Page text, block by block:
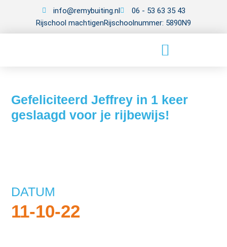
info@remybuiting.nl
06 - 53 63 35 43
Rijschool machtigenRijschoolnummer: 5890N9
Gefeliciteerd Jeffrey in 1 keer
geslaagd voor je rijbewijs!
DATUM
11-10-22